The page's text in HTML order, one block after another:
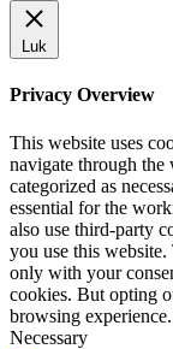
Luk
Privacy Overview
This website uses
navigate through the
categorized as
essential for the
also use third-party
you use this
only with your
cookies. But opting
browsing experience.
Necessary